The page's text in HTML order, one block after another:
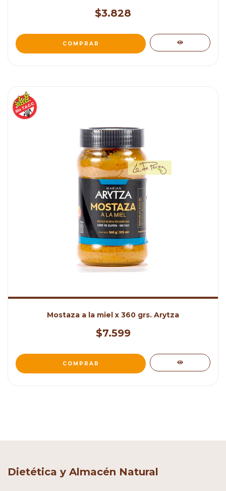
$3.828
Mostaza a la miel x 360 grs. Arytza
$7.599
Dietética y Almacén Natural